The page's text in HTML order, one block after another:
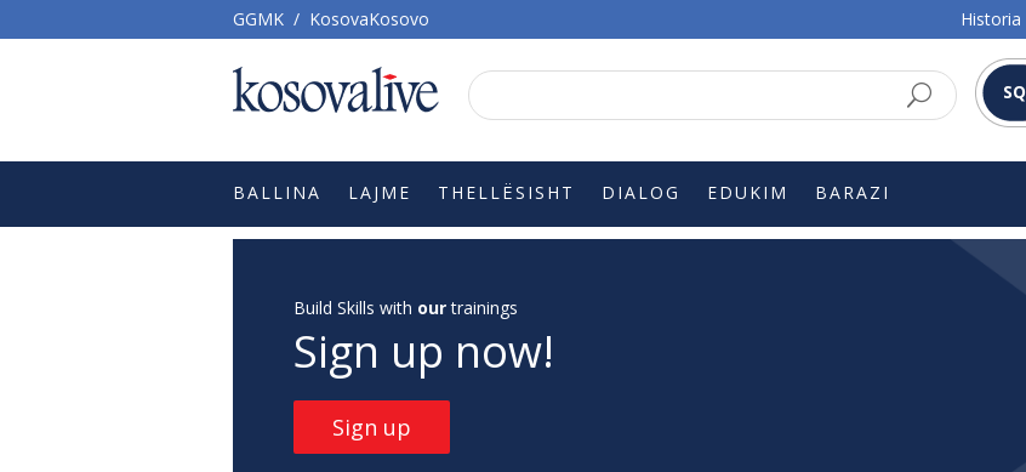
GGMK / KosovaKosovo Historia
SQ
BALLINA LAJME THELLËSISHT DIALOG EDUKIM BARAZI
Build Skills with ourtrainings
Sign up now!
Sign up